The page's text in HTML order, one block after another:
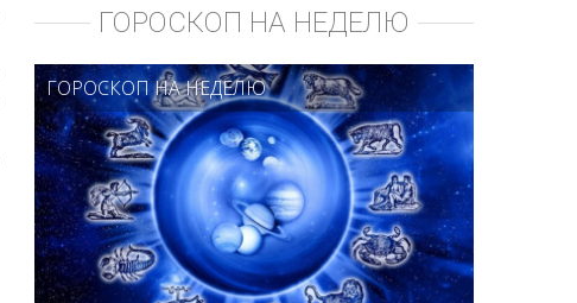
ГОРОСКОП НА НЕДЕЛЮ
ГОРОСКОП НА НЕДЕЛЮ